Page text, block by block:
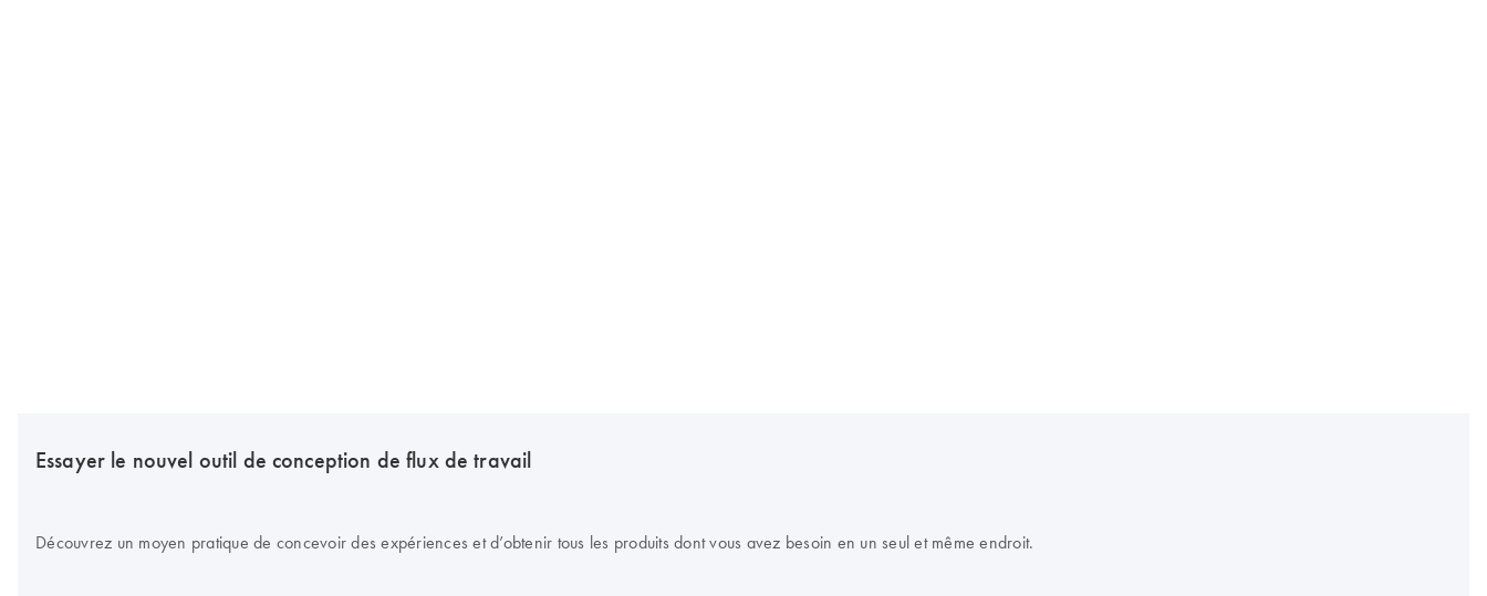
Essayer le nouvel outil de conception de flux de travail
Découvrez un moyen pratique de concevoir des expériences et d’obtenir tous les produits dont vous avez besoin en un seul et même endroit.